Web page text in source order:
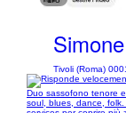
Tivoli (Roma)
Duo sassofono tenore
soul, blues, dance,